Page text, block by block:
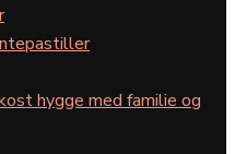
hygge med familie og